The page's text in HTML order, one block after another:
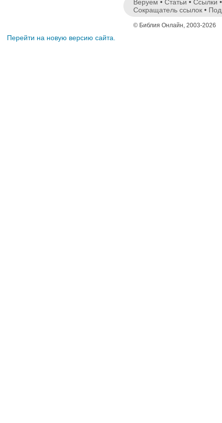
Веруем • Статьи • Ссылки
Сокращатель ссылок •
© Библия Онлайн, 2003-2026
Перейти на новую версию сайта.